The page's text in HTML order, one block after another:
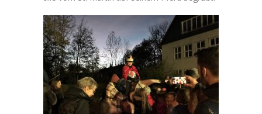
-- Galerie
-- Fahrradprüfung
Ganztag
-- Mittagessen